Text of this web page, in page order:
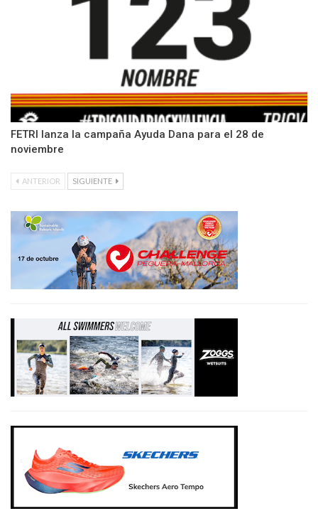
FETRI lanza la campaña Ayuda Dana para el 28 de
noviembre
ANTERIOR SIGUIENTE